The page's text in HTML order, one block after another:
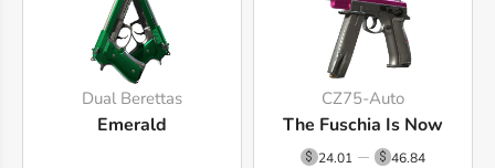
Dual Berettas
Emerald
CZ75-Auto
The Fuschia Is Now
24.01
46.84